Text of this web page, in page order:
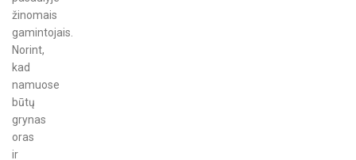
žinomais
gamintojais.
Norint,
kad
namuose
būtų
grynas
oras
ir